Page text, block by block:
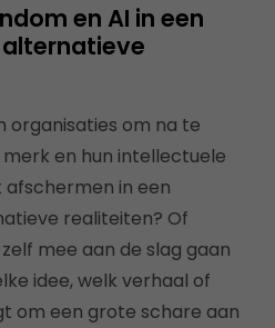
en AI in een
organisaties om na te
en hun intellectuele
afschermen in een
realiteiten? Of
mee aan de slag gaan
idee, welk verhaal of
om een grote schare aan